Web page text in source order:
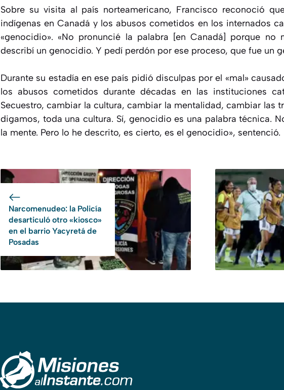
Sobre su visita al país norteamericano, Francisco reconoció
indígenas en Canadá y los abusos cometidos en los internados
«genocidio». «No pronuncié la palabra [en Canadá] porque
describí un genocidio. Y pedí perdón por ese proceso, que fue un
Durante su estadía en ese país pidió disculpas por el «mal»
los abusos cometidos durante décadas en las instituciones
Secuestro, cambiar la cultura, cambiar la mentalidad, cambiar las
digamos, toda una cultura. Sí, genocidio es una palabra técnica.
la mente. Pero lo he descrito, es cierto, es el genocidio», sentenció.
Narcomenudeo: la Policía
desarticuló otro «kiosco»
en el barrio Yacyretá de
Posadas